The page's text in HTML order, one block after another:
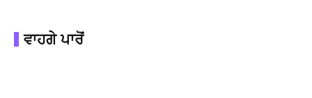
ਵਾਹਗੇ ਪਾਰੋਂ